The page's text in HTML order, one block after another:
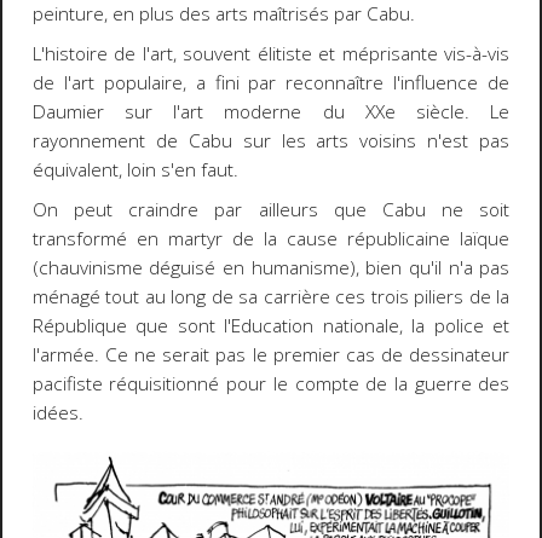
peinture, en plus des arts maîtrisés par Cabu.
L'histoire de l'art, souvent élitiste et méprisante vis-à-vis
de l'art populaire, a fini par reconnaître l'influence de
Daumier sur l'art moderne du XXe siècle. Le
rayonnement de Cabu sur les arts voisins n'est pas
équivalent, loin s'en faut.
On peut craindre par ailleurs que Cabu ne soit
transformé en martyr de la cause républicaine laïque
(chauvinisme déguisé en humanisme), bien qu'il n'a pas
ménagé tout au long de sa carrière ces trois piliers de la
République que sont l'Education nationale, la police et
l'armée. Ce ne serait pas le premier cas de dessinateur
pacifiste réquisitionné pour le compte de la guerre des
idées.